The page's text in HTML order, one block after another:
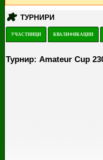
ТУРНИРИ
УЧАСТНИЦИ КВАЛИФИКАЦИИ
Турнир: Amateur Cup